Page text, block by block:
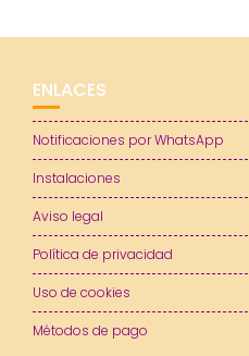
ENLACES
Notificaciones por WhatsApp
Instalaciones
Aviso legal
Política de privacidad
Uso de cookies
Métodos de pago